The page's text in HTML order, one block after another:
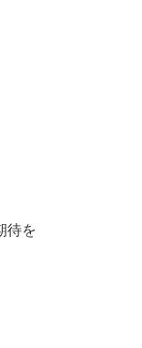
待を